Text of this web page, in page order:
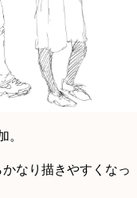
。
なり描きやすくなっ